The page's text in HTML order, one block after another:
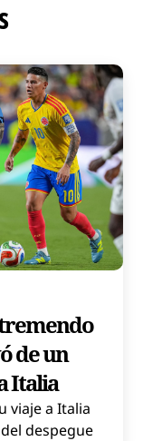
de un
Italia
viaje a Italia
despegue